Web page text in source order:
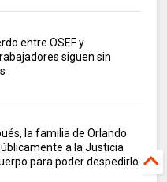
entre OSEF y
siguen sin
la familia de Orlando
a la Justicia
para poder despedirlo